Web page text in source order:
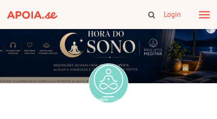
Login